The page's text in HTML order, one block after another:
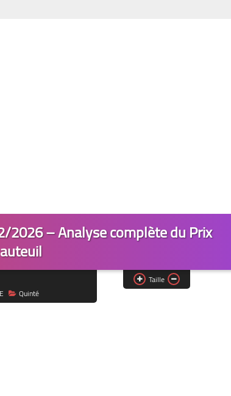
2026 – Analyse complète du Prix
Quinté
Taille